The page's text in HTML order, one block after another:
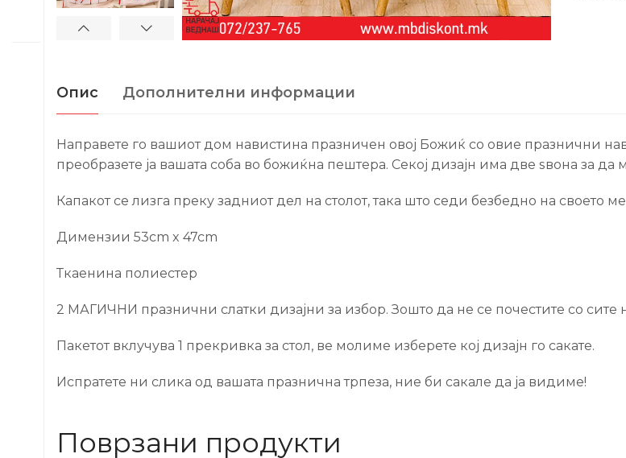
Опис Дополнителни информации
Направете го вашиот дом навистина празничен овој Божиќ со овие празнични
преобразете ја вашата соба во божиќна пештера. Секој дизајн има две ѕвона за
Капакот се лизга преку задниот дел на столот, така што седи безбедно на своето
Димензии 53cm x 47cm
Ткаенина полиестер
2 МАГИЧНИ празнични слатки дизајни за избор. Зошто да не се почестите со сите
Пакетот вклучува 1 прекривка за стол, ве молиме изберете кој дизајн го сакате.
Испратете ни слика од вашата празнична трпеза, ние би сакале да ја видиме!
Поврзани продукти